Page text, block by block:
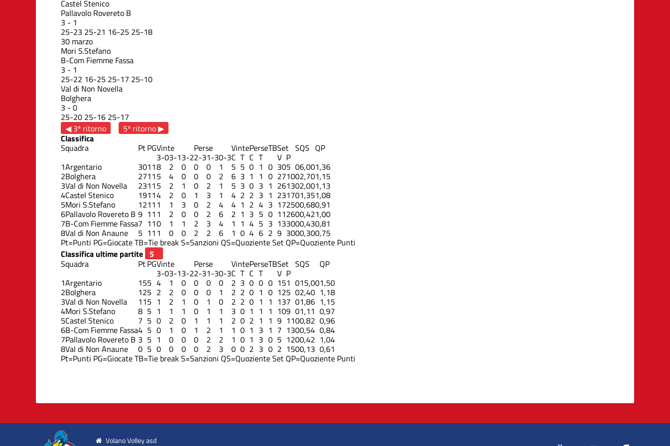
Castel Stenico
Pallavolo Rovereto B
3 - 1
25-23 25-21 16-25 25-18
30 marzo
Mori S.Stefano
B-Com Fiemme Fassa
3 - 1
25-22 16-25 25-17 25-10
Val di Non Novella
Bolghera
3 - 0
25-20 25-16 25-17
◀ 3ª ritorno
5ª ritorno ▶
Classifica
Squadra PtPGVinte Perse VintePerseTBSet SQS QP
3-03-13-22-31-30-3C T C T V P
1Argentario 30118 2 0 0 0 1 5 5 0 1 0 305 06,001,36
2Bolghera 27115 4 0 0 0 2 6 3 1 1 0 271002,701,15
3Val di Non Novella 23115 2 1 0 2 1 5 3 0 3 1 261302,001,13
4Castel Stenico 19114 2 0 1 3 1 4 2 2 3 1 231701,351,08
5Mori S.Stefano 1211 1 1 3 0 2 4 4 1 2 4 3 172500,680,91
6Pallavolo Rovereto B 9 11 1 2 0 0 2 6 2 1 3 5 0 112600,421,00
7B-Com Fiemme Fassa7 110 1 1 2 3 4 1 1 4 5 3 133000,430,81
8Val di Non Anaune 5 11 1 0 0 2 2 6 1 0 4 6 2 9 3000,300,75
Pt=Punti PG=GiocateTB=Tie breakS=Sanzioni QS=Quoziente Set QP=Quoziente Punti
Classifica ultime partite
Squadra
PtPGVinte Perse VintePerseTBSet SQS QP
3-03-13-22-31-30-3C T C T V P
1Argentario 155 4 1 0 0 0 0 2 3 0 0 0 151 015,001,50
2Bolghera 125 2 2 0 0 0 1 2 2 0 1 0 125 02,40 1,18
3Val di Non Novella 115 1 2 1 0 1 0 2 2 0 1 1 137 01,86 1,15
4Mori S.Stefano 8 5 1 1 1 0 1 1 3 0 1 1 1 109 01,11 0,97
5Castel Stenico 7 5 0 2 0 1 1 1 2 0 2 1 1 9 1100,82 0,96
6B-Com Fiemme Fassa4 5 0 1 0 1 2 1 1 0 1 3 1 7 1300,54 0,84
7Pallavolo Rovereto B 3 5 1 0 0 0 2 2 1 0 1 3 0 5 1200,42 1,04
8Val di Non Anaune 0 5 0 0 0 0 2 3 0 0 2 3 0 2 1500,13 0,61
Pt=Punti PG=GiocateTB=Tie breakS=Sanzioni QS=Quoziente Set QP=Quoziente Punti
Volano Volley asd